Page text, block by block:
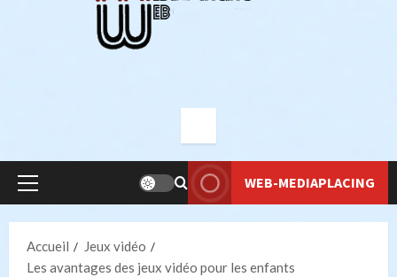
Menu
WEB-MEDIAPLACING
Accueil
Jeux vidéo
Les avantages des jeux vidéo pour les enfants